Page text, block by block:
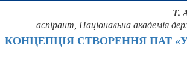
Т.
аспірант, Національна академія
КОНЦЕПЦІЯ СТВОРЕННЯ ПАТ